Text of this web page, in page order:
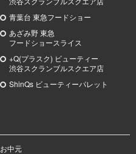
青葉台 東急フードショー
あざみ野東急
フードショースライス
+Q(プラスク) ビューティー
渋谷スクランブルスクエア店
ShinQs ビューティーパレット
お中元